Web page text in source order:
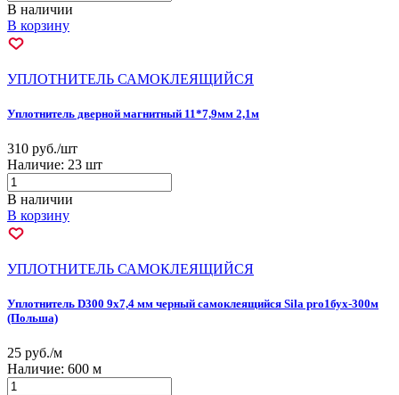
В наличии
В корзину
УПЛОТНИТЕЛЬ САМОКЛЕЯЩИЙСЯ
Уплотнитель дверной магнитный 11*7,9мм 2,1м
310 руб./шт
Наличие: 23 шт
В наличии
В корзину
УПЛОТНИТЕЛЬ САМОКЛЕЯЩИЙСЯ
Уплотнитель D300 9х7,4 мм черный самоклеящийся Sila pro1бух-300м
(Польша)
25 руб./м
Наличие: 600 м